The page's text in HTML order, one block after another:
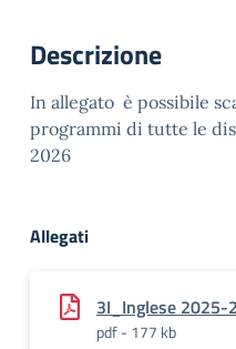
Descrizione
In allegato è possibile
programmi di tutte le
2026
Allegati
3I_Inglese 2025-
pdf - 177 kb